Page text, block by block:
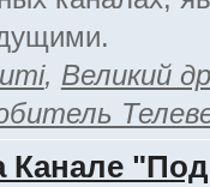
, Великий
Канале